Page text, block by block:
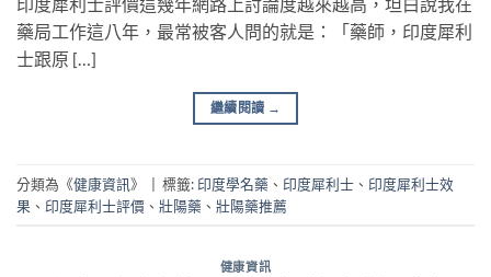
印度犀利士評價這幾年網路上討論度越來越高，坦白說我在
藥局工作這八年，最常被客人問的就是：「藥師，印度犀利
士跟原 […]
繼續閱讀 →
分類為《健康資訊》 標籤: 印度學名藥 、 印度犀利士 、 印度犀利士效
果 、 印度犀利士評價 、 壯陽藥 、 壯陽藥推薦
健康資訊